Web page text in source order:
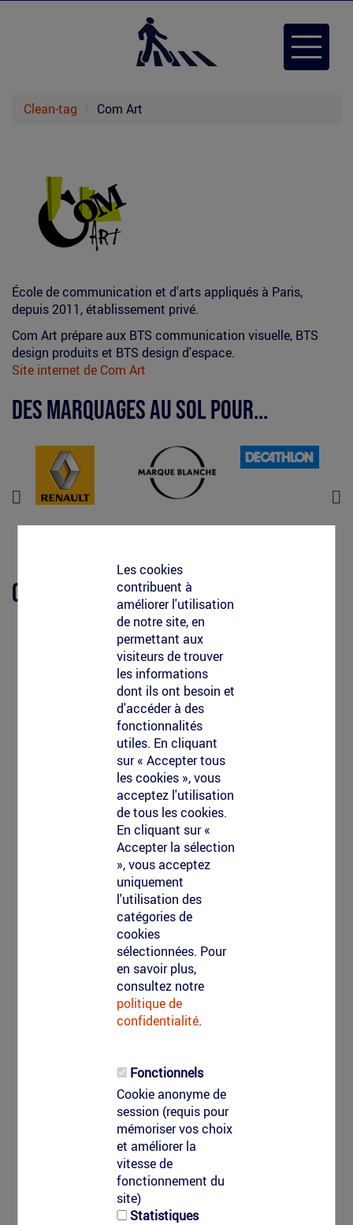
Les cookies
contribuent à
améliorer l'utilisation
de notre site, en
permettant aux
visiteurs de trouver
les informations
dont ils ont besoin et
d'accéder à des
fonctionnalités
utiles. En cliquant
sur « Accepter tous
les cookies », vous
acceptez l'utilisation
de tous les cookies.
En cliquant sur «
Accepter la sélection
», vous acceptez
uniquement
l'utilisation des
catégories de
cookies
sélectionnées. Pour
en savoir plus,
consultez notre
politique de
confidentialité.
Fonctionnels
Cookie anonyme de
session (requis pour
mémoriser vos choix
et améliorer la
vitesse de
fonctionnement du
site)
Statistiques
Toggle
Clean-tag Com Art
École de communication et d'arts appliqués à Paris,
depuis 2011, établissement privé.
Com Art prépare aux BTS communication visuelle, BTS
design produits et BTS design d'espace.
Site internet de Com Art
est
externe)
Des marquages au sol pour...
Clean-Tag opère avec/pour...